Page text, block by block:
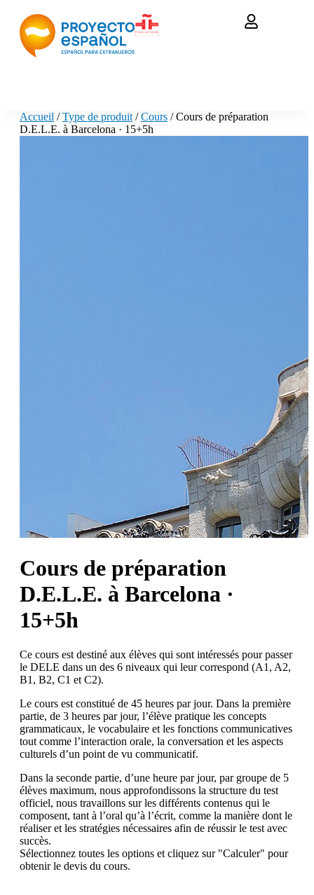
Accueil /Type de produit /Cours / Cours de préparation
D.E.L.E. à Barcelona · 15+5h
Cours de préparation
D.E.L.E. à Barcelona ·
15+5h
Ce cours est destiné aux élèves qui sont intéressés pour passer
le DELE dans un des 6 niveaux qui leur correspond (A1, A2,
B1, B2, C1 et C2).
Le cours est constitué de 45 heures par jour. Dans la première
partie, de 3 heures par jour, l’élève pratique les concepts
grammaticaux, le vocabulaire et les fonctions communicatives
tout comme l’interaction orale, la conversation et les aspects
culturels d’un point de vu communicatif.
Dans la seconde partie, d’une heure par jour, par groupe de 5
élèves maximum, nous approfondissons la structure du test
officiel, nous travaillons sur les différents contenus qui le
composent, tant à l’oral qu’à l’écrit, comme la manière dont le
réaliser et les stratégies nécessaires afin de réussir le test avec
succès.
Sélectionnez toutes les options et cliquez sur "Calculer" pour
obtenir le devis du cours.